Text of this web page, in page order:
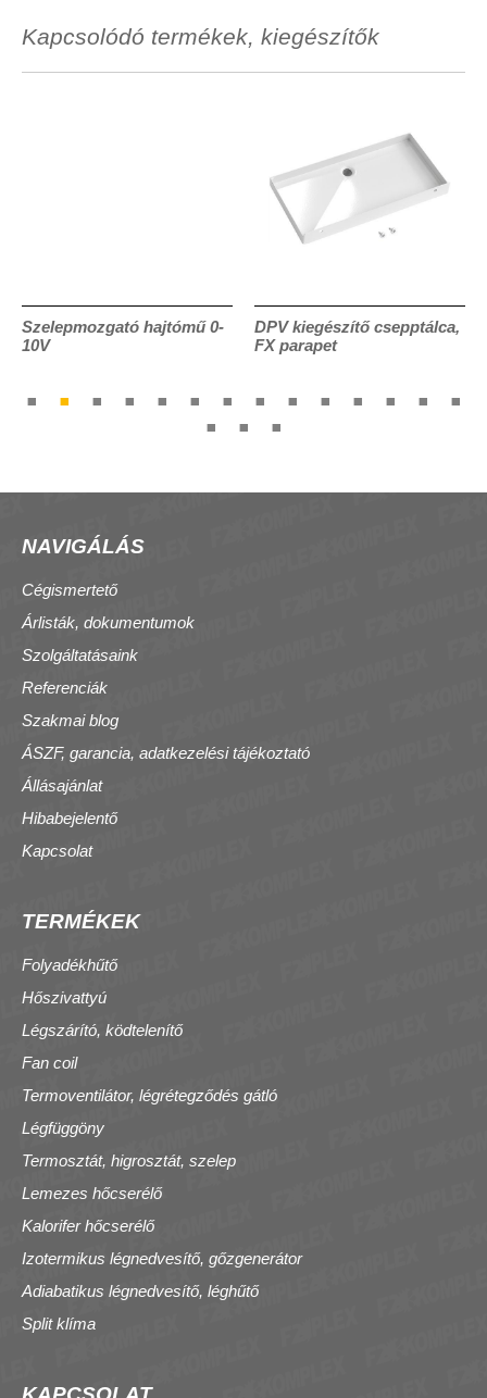
Kapcsolódó termékek, kiegészítők
Szelepmozgató hajtómű 0-
10V
DPV kiegészítő csepptálca,
FX parapet
NAVIGÁLÁS
Cégismertető
Árlisták, dokumentumok
Szolgáltatásaink
Referenciák
Szakmai blog
ÁSZF, garancia, adatkezelési tájékoztató
Állásajánlat
Hibabejelentő
Kapcsolat
TERMÉKEK
Folyadékhűtő
Hőszivattyú
Légszárító, ködtelenítő
Fan coil
Termoventilátor, légrétegződés gátló
Légfüggöny
Termosztát, higrosztát, szelep
Lemezes hőcserélő
Kalorifer hőcserélő
Izotermikus légnedvesítő, gőzgenerátor
Adiabatikus légnedvesítő, léghűtő
Split klíma